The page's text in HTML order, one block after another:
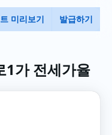
미리보기 발급하기
1가 전세가율